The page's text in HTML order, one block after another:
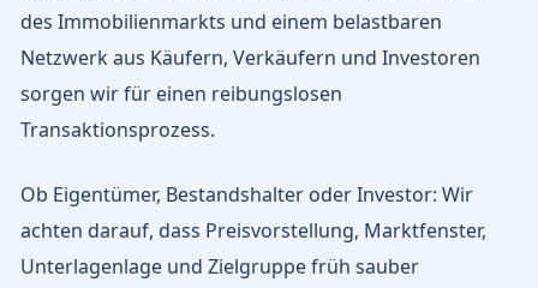
des Immobilienmarkts und einem belastbaren
Netzwerk aus Käufern, Verkäufern und Investoren
sorgen wir für einen reibungslosen
Transaktionsprozess.
Ob Eigentümer, Bestandshalter oder Investor: Wir
achten darauf, dass Preisvorstellung, Marktfenster,
Unterlagenlage und Zielgruppe früh sauber